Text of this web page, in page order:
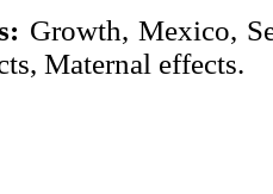
Growth, Mexico,
Maternal effects.